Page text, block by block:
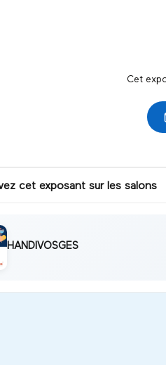
Cet
cet exposant sur les salons
HANDIVOSGES